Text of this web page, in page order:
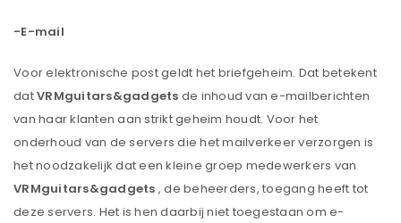
-E-mail
Voor elektronische post geldt het briefgeheim. Dat betekent
datVRMguitars&gadgets de inhoud van e-mailberichten
van haar klanten aan strikt geheim houdt. Voor het
onderhoud van de servers die het mailverkeer verzorgen is
het noodzakelijk dat een kleine groep medewerkers van
VRMguitars&gadgets , de beheerders, toegang heeft tot
deze servers. Het is hen daarbij niet toegestaan om e-